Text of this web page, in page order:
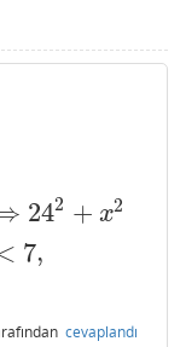
242 + x2
7,
<24+ x⇒ x<
cevaplandı